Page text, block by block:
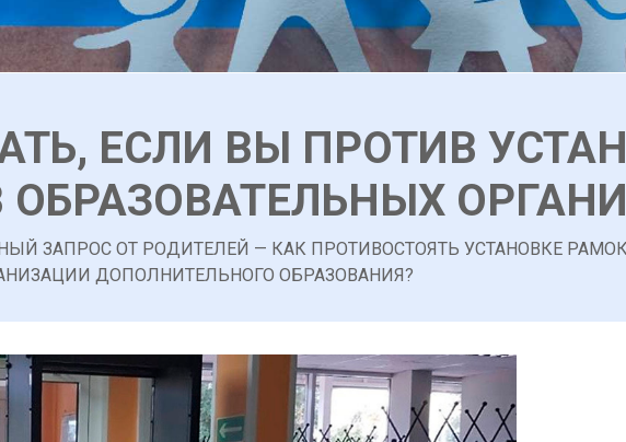
ЕСЛИ ВЫ ПРОТИВ
ОБРАЗОВАТЕЛЬНЫХ
ЗАПРОС ОТ РОДИТЕЛЕЙ — КАК ПРОТИВОСТОЯТЬ УСТАНОВКЕ
ДОПОЛНИТЕЛЬНОГО ОБРАЗОВАНИЯ?